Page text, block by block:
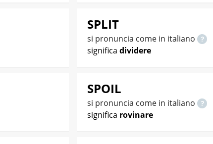
SPLIT
si pronuncia come in italiano
significa dividere
SPOIL
si pronuncia come in italiano
significa rovinare